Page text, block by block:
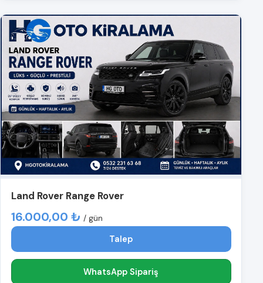
Land Rover Range Rover
16.000,00 ₺ / gün
Talep
WhatsApp Sipariş